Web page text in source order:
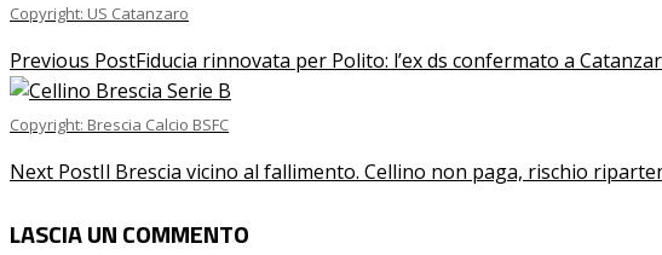
Copyright: US Catanzaro
Previous PostFiducia rinnovata per Polito: l’ex ds confermato a
Copyright: Brescia Calcio BSFC
Next PostIl Brescia vicino al fallimento. Cellino non paga, rischio
LASCIA UN COMMENTO